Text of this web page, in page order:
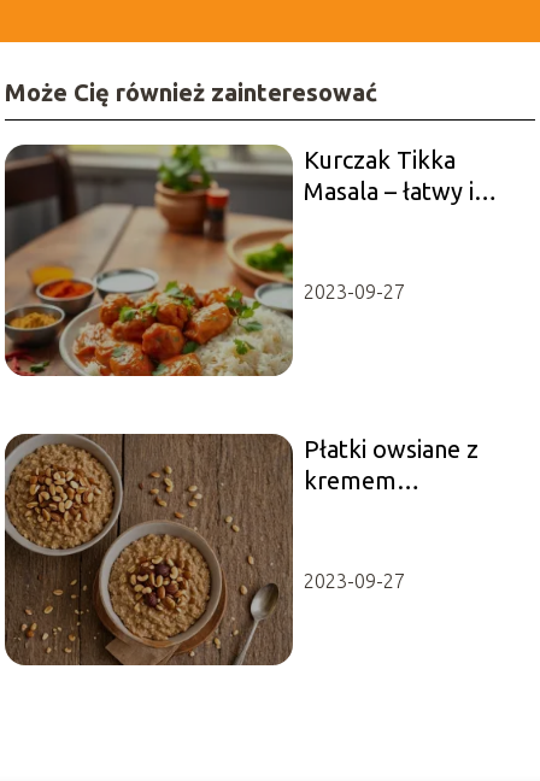
Może Cię również zainteresować
Kurczak Tikka
Masala – łatwy i
2023-09-27
Płatki owsiane z
kremem
doskonałe śniadanie
2023-09-27